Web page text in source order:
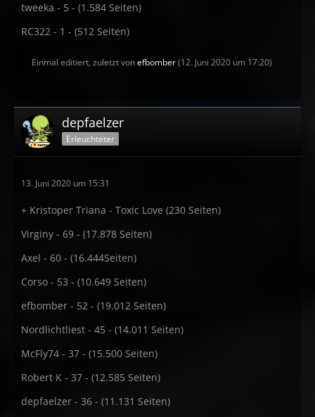
tweeka - 5 - (1.584 Seiten)
RC322 - 1 - (512 Seiten)
Einmal editiert, zuletzt vonefbomber(12. Juni 2020 um 17:20)
depfaelzer
Erleuchteter
13. Juni 2020 um 15:31
+ Kristoper Triana - Toxic Love (230 Seiten)
Virginy - 69 - (17.878 Seiten)
Axel - 60 - (16.444Seiten)
Corso - 53 - (10.649 Seiten)
efbomber - 52 - (19.012 Seiten)
Nordlichtliest - 45 - (14.011 Seiten)
McFly74 - 37 - (15.500 Seiten)
Robert K - 37 - (12.585 Seiten)
depfaelzer - 36 - (11.131 Seiten)